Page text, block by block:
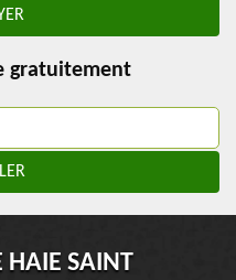
gratuitement
HAIE SAINT